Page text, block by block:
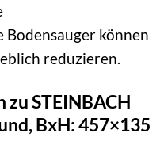
Bodensauger können
reduzieren.
zu STEINBACH
BxH: 457×135